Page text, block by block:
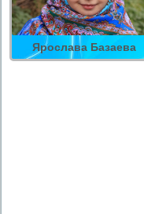
Ярослава Базаева